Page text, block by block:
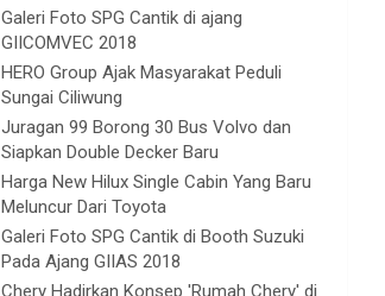
Galeri Foto SPG Cantik di ajang
GIICOMVEC 2018
HERO Group Ajak Masyarakat Peduli
Sungai Ciliwung
Juragan 99 Borong 30 Bus Volvo dan
Siapkan Double Decker Baru
Harga New Hilux Single Cabin Yang Baru
Meluncur Dari Toyota
Galeri Foto SPG Cantik di Booth Suzuki
Pada Ajang GIIAS 2018
Chery Hadirkan Konsep 'Rumah Chery' di